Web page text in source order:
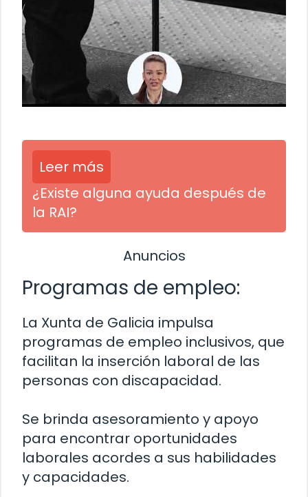
Leer más
¿Existe alguna ayuda después de
la RAI?
Anuncios
Programas de empleo:
La Xunta de Galicia impulsa
programas de empleo inclusivos, que
facilitan la inserción laboral de las
personas con discapacidad.
Se brinda asesoramiento y apoyo
para encontrar oportunidades
laborales acordes a sus habilidades
y capacidades.